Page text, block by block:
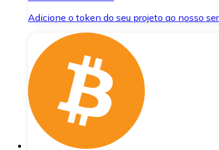
Adicione o token do seu projeto ao nosso